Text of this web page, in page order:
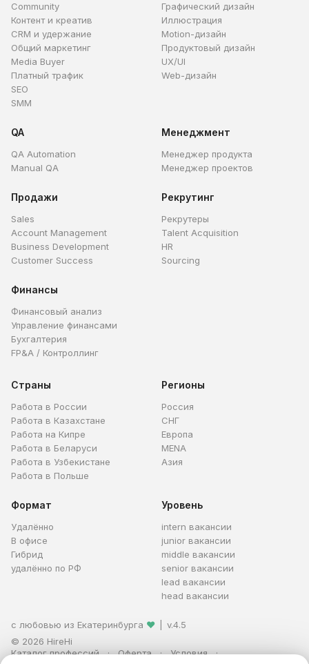
Community
Контент и креатив
CRM и удержание
Общий маркетинг
Media Buyer
Платный трафик
SEO
SMM
Графический дизайн
Иллюстрация
Motion-дизайн
Продуктовый дизайн
UX/UI
Web-дизайн
QA
QA Automation
Manual QA
Менеджмент
Менеджер продукта
Менеджер проектов
Продажи
Sales
Account Management
Business Development
Customer Success
Рекрутинг
Рекрутеры
Talent Acquisition
HR
Sourcing
Финансы
Финансовый анализ
Управление финансами
Бухгалтерия
FP&A / Контроллинг
Страны
Работа в России
Работа в Казахстане
Работа на Кипре
Работа в Беларуси
Работа в Узбекистане
Работа в Польше
Регионы
Россия
СНГ
Европа
MENA
Азия
Формат
Удалённо
В офисе
Гибрид
удалённо по РФ
Уровень
intern вакансии
junior вакансии
middle вакансии
senior вакансии
lead вакансии
head вакансии
с любовью из Екатеринбурга ❤
v.4.5
© 2026 HireHi
Каталог профессий
Оферта
Условия